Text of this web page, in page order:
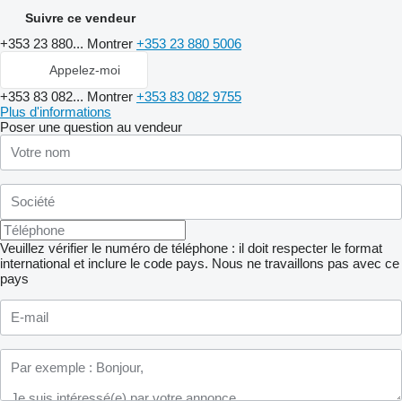
Suivre ce vendeur
+353 23 880... Montrer +353 23 880 5006
Appelez-moi
+353 83 082... Montrer +353 83 082 9755
Plus d'informations
Poser une question au vendeur
Veuillez vérifier le numéro de téléphone : il doit respecter le format
international et inclure le code pays. Nous ne travaillons pas avec ce
pays